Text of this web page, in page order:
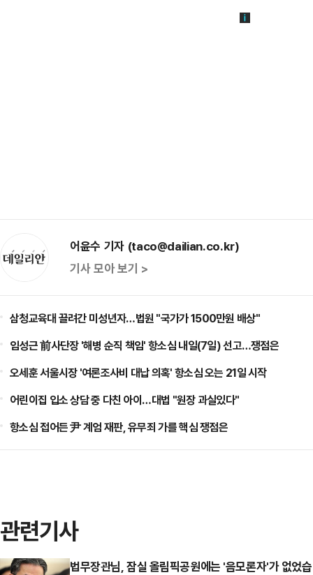
어윤수 기자 (taco@dailian.co.kr)
기사 모아 보기 >
삼청교육대 끌려간 미성년자…법원 "국가가 1500만원 배상"
임성근 前사단장 '해병 순직 책임' 항소심 내일(7일) 선고…쟁점은
오세훈 서울시장 '여론조사비 대납 의혹' 항소심 오는 21일 시작
어린이집 입소 상담 중 다친 아이…대법 "원장 과실있다"
항소심 접어든 尹 계엄 재판, 유무죄 가를 핵심 쟁점은
관련기사
법무장관님, 잠실 올림픽공원에는 '음모론자'가 없었